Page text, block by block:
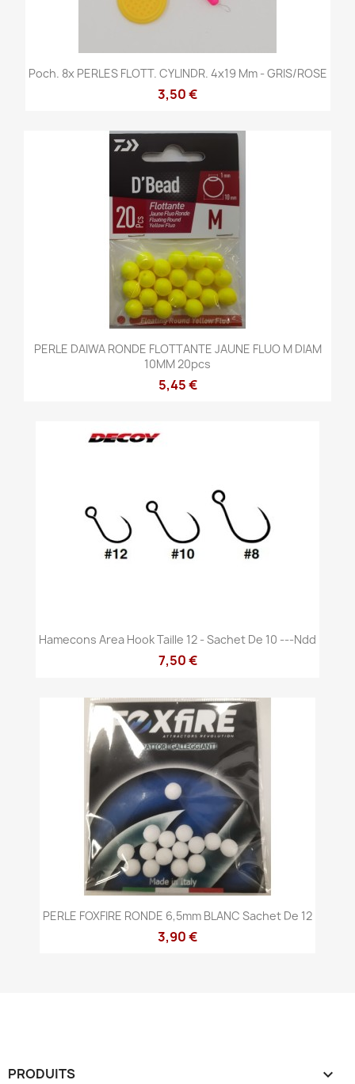
Poch. 8x PERLES FLOTT. CYLINDR. 4x19 Mm - GRIS/ROSE
3,50 €
PERLE DAIWA RONDE FLOTTANTE JAUNE FLUO M DIAM
10MM 20pcs
5,45 €
Hamecons Area Hook Taille 12 - Sachet De 10 ---ndd
7,50 €
PERLE FOXFIRE RONDE 6,5mm BLANC Sachet De 12
3,90 €
PRODUITS 